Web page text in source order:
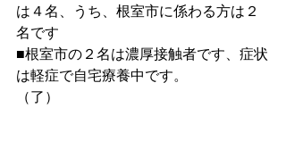
は４名、うち、根室市に係わる方は２
名です
■根室市の２名は濃厚接触者です、症状
は軽症で自宅療養中です。
（了）